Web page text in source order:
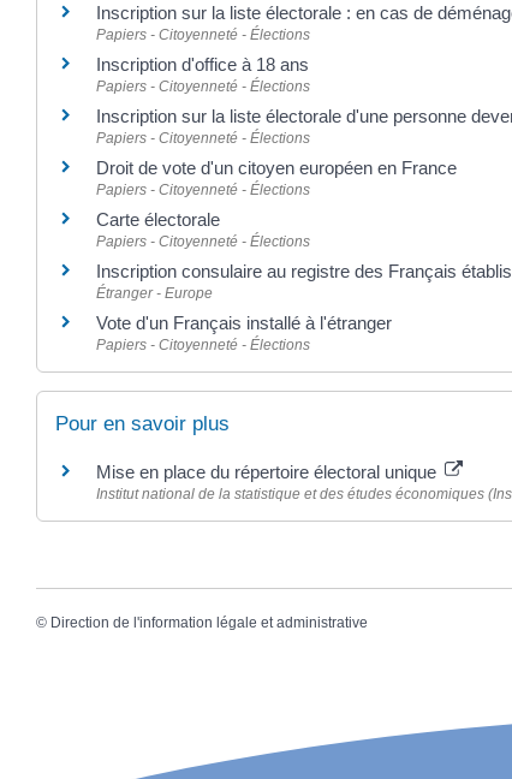
Inscription sur la liste électorale : en cas de
Papiers - Citoyenneté - Élections
Inscription d'office à 18 ans
Papiers - Citoyenneté - Élections
Inscription sur la liste électorale d'une personne
Papiers - Citoyenneté - Élections
Droit de vote d'un citoyen européen en France
Papiers - Citoyenneté - Élections
Carte électorale
Papiers - Citoyenneté - Élections
Inscription consulaire au registre des Français
Étranger - Europe
Vote d'un Français installé à l'étranger
Papiers - Citoyenneté - Élections
Pour en savoir plus
Mise en place du répertoire électoral unique
Institut national de la statistique et des études économiques
© Direction de l'information légale et administrative